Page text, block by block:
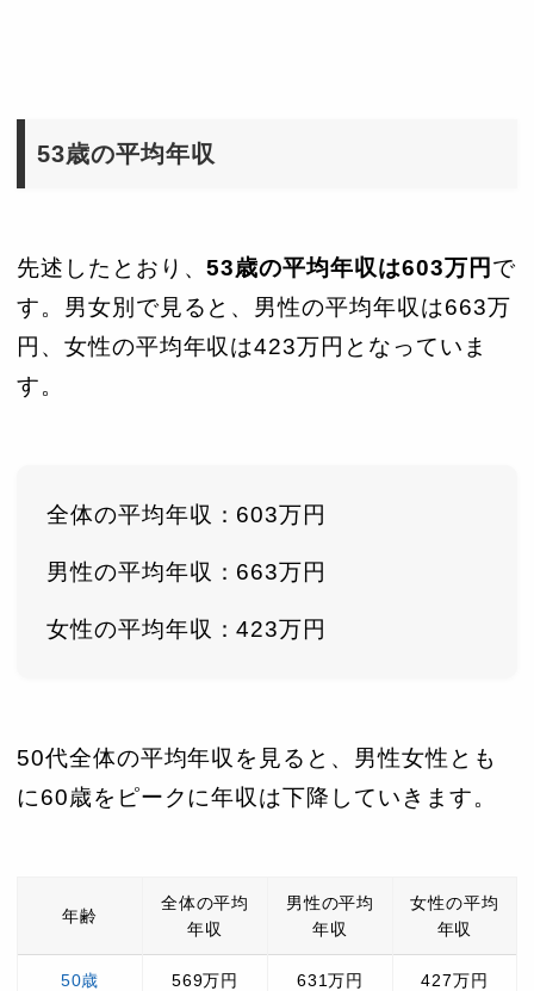
53歳の平均年収
先述したとおり、53歳の平均年収は603万円 で
す。男女別で見ると、男性の平均年収は663万
円、女性の平均年収は423万円となっていま
す。
全体の平均年収：603万円
男性の平均年収：663万円
女性の平均年収：423万円
50代全体の平均年収を見ると、男性女性とも
に60歳をピークに年収は下降していきます。
年齢
全体の平均
年収
男性の平均
年収
女性の平均
年収
50歳 569万円 631万円 427万円